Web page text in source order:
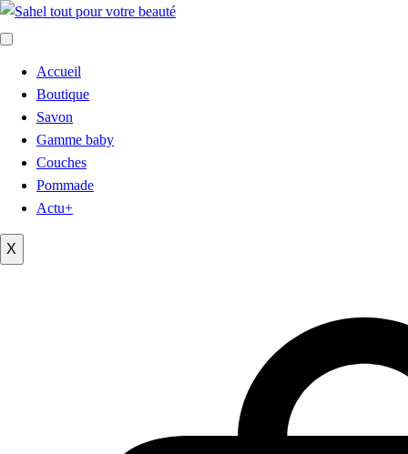
Accueil
Boutique
Savon
Gamme baby
Couches
Pommade
Actu+
X